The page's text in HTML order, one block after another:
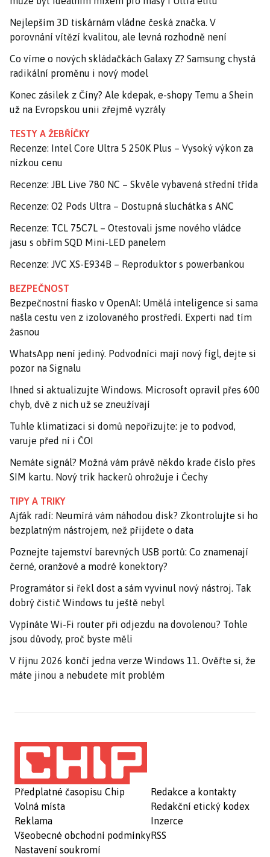
Nejlepším 3D tiskárnám vládne česká značka. V
porovnání vítězí kvalitou, ale levná rozhodně není
Co víme o nových skládačkách Galaxy Z? Samsung chystá
radikální proměnu i nový model
Konec zásilek z Číny? Ale kdepak, e-shopy Temu a Shein
už na Evropskou unii zřejmě vyzrály
TESTY A ŽEBŘÍČKY
Recenze: Intel Core Ultra 5 250K Plus – Vysoký výkon za
nízkou cenu
Recenze: JBL Live 780 NC – Skvěle vybavená střední třída
Recenze: O2 Pods Ultra – Dostupná sluchátka s ANC
Recenze: TCL 75C7L – Otestovali jsme nového vládce
jasu s obřím SQD Mini-LED panelem
Recenze: JVC XS-E934B – Reproduktor s powerbankou
BEZPEČNOST
Bezpečnostní fiasko v OpenAI: Umělá inteligence si sama
našla cestu ven z izolovaného prostředí. Experti nad tím
žasnou
WhatsApp není jediný. Podvodníci mají nový fígl, dejte si
pozor na Signalu
Ihned si aktualizujte Windows. Microsoft opravil přes 600
chyb, dvě z nich už se zneužívají
Tuhle klimatizaci si domů nepořizujte: je to podvod,
varuje před ní i ČOI
Nemáte signál? Možná vám právě někdo krade číslo přes
SIM kartu. Nový trik hackerů ohrožuje i Čechy
TIPY A TRIKY
Ajťák radí: Neumírá vám náhodou disk? Zkontrolujte si ho
bezplatným nástrojem, než přijdete o data
Poznejte tajemství barevných USB portů: Co znamenají
černé, oranžové a modré konektory?
Programátor si řekl dost a sám vyvinul nový nástroj. Tak
dobrý čistič Windows tu ještě nebyl
Vypínáte Wi-Fi router při odjezdu na dovolenou? Tohle
jsou důvody, proč byste měli
V říjnu 2026 končí jedna verze Windows 11. Ověřte si, že
máte jinou a nebudete mít problém
Předplatné časopisu Chip
Volná místa
Reklama
Všeobecné obchodní podmínky
Nastavení soukromí
Redakce a kontakty
Redakční etický kodex
Inzerce
RSS